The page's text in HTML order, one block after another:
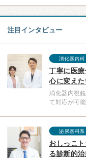
注目インタビュー
消化器内科
丁寧に医
心に変え
消化器内視
て対応が可
泌尿器科系
おしっこ
る診断的